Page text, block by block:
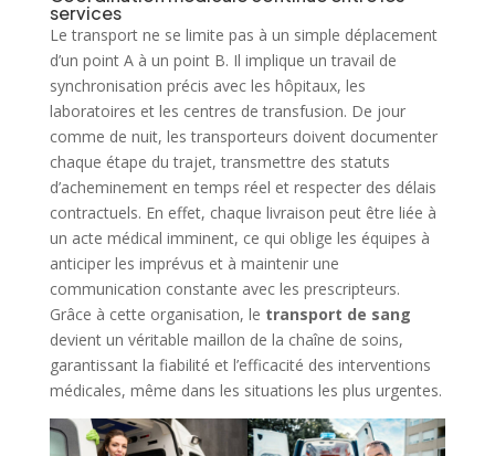
services
Le transport ne se limite pas à un simple déplacement
d’un point A à un point B. Il implique un travail de
synchronisation précis avec les hôpitaux, les
laboratoires et les centres de transfusion. De jour
comme de nuit, les transporteurs doivent documenter
chaque étape du trajet, transmettre des statuts
d’acheminement en temps réel et respecter des délais
contractuels. En effet, chaque livraison peut être liée à
un acte médical imminent, ce qui oblige les équipes à
anticiper les imprévus et à maintenir une
communication constante avec les prescripteurs.
Grâce à cette organisation, le transport de sang
devient un véritable maillon de la chaîne de soins,
garantissant la fiabilité et l’efficacité des interventions
médicales, même dans les situations les plus urgentes.